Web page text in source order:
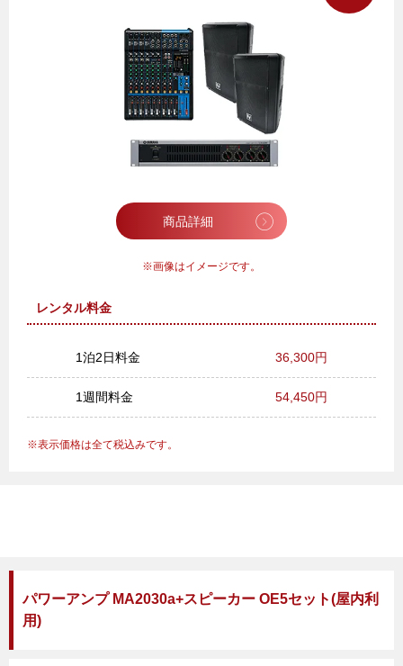
商品詳細
画像はイメージです。
レンタル料金
1泊2日料金 36,300円
1週間料金 54,450円
表示価格は全て税込みです。
パワーアンプ MA2030a+スピーカー OE5セット(屋内利
用)